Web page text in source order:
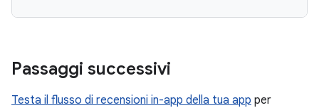
Passaggi successivi
Testa il flusso di recensioni in-app della tua app per